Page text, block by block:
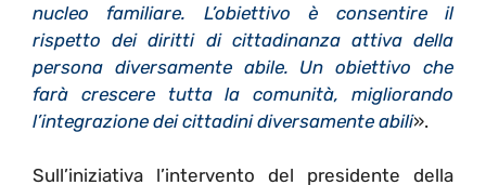
nucleo familiare. L’obiettivo è consentire il
rispetto dei diritti di cittadinanza attiva della
persona diversamente abile. Un obiettivo che
farà crescere tutta la comunità, migliorando
l’integrazione dei cittadini diversamente abili».
Sull’iniziativa l’intervento del presidente della